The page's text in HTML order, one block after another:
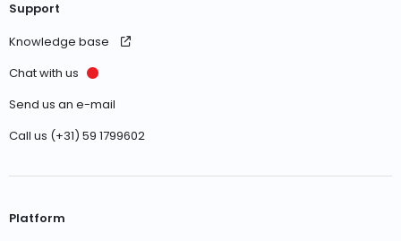
Support
Knowledge base
Chat with us
Send us an e-mail
Call us (+31) 59 1799602
Platform